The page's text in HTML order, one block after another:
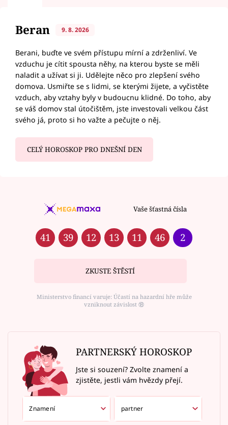
Beran 9. 8. 2026
Berani, buďte ve svém přístupu mírní a zdrženliví. Ve
vzduchu je cítit spousta něhy, na kterou byste se měli
naladit a užívat si ji. Udělejte něco pro zlepšení svého
domova. Usmiřte se s lidmi, se kterými žijete, a vyčistěte
vzduch, aby vztahy byly v budoucnu klidné. Do toho, aby
se váš domov stal útočištěm, jste investovali velkou část
svého já, proto si ho važte a pečujte o něj.
CELÝ HOROSKOP PRO DNEŠNÍ DEN
Vaše šťastná čísla
41 39 12 13 11 46 2
ZKUSTE ŠTĚSTÍ
Ministerstvo financí varuje: Účastí na hazardní hře může
vzniknout závislost ⑱
PARTNERSKÝ HOROSKOP
Jste si souzení? Zvolte znamení a
zjistěte, jestli vám hvězdy přejí.